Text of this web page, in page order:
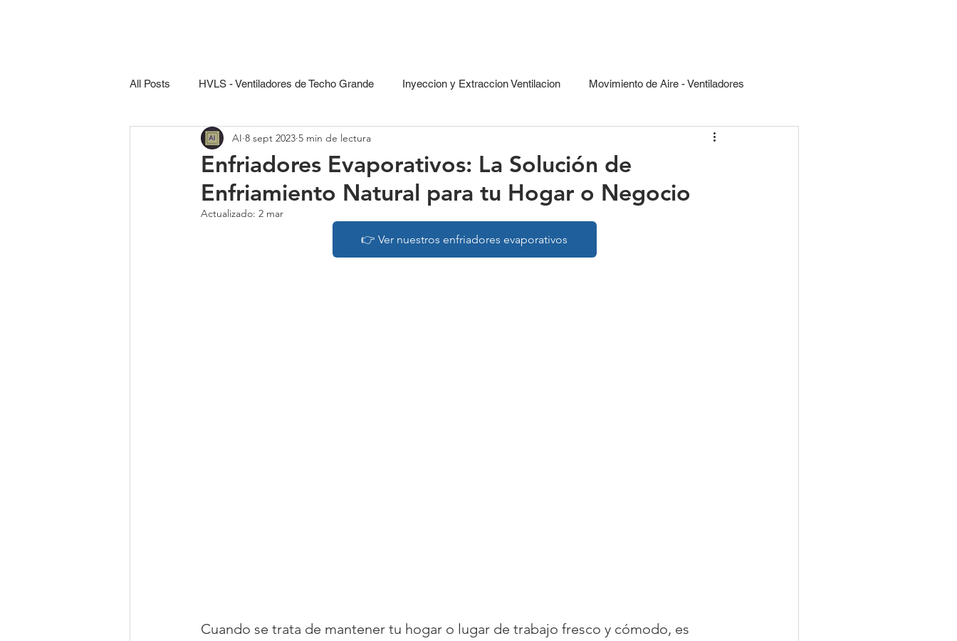
All Posts HVLS - Ventiladores de Techo Grande Inyeccion y Extraccion Ventilacion Movimiento de Aire - Ventiladores
Confort - Enfriadores Evaporativos Enfriadores Evaporativos - Comfort
Enfriadores Evaporativos: La Solución de
Enfriamiento Natural para tu Hogar o Negocio
AI 8 sept 2023 5 min de lectura
Actualizado: 2 mar
👉 Ver nuestros enfriadores evaporativos
Cuando se trata de mantener tu hogar o lugar de trabajo fresco y cómodo, es